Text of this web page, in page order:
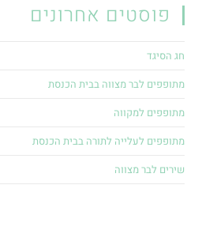
פוסטים אחרונים
חג הסיגד
מתופפים לבר מצווה בבית הכנסת
מתופפים למקווה
מתופפים לעלייה לתורה בבית הכנסת
שירים לבר מצווה